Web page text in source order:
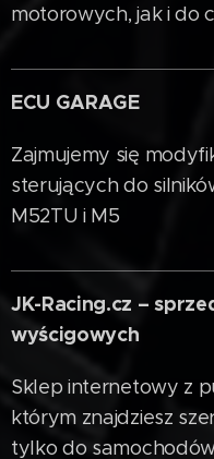
motorowych, jak i do
ECU GARAGE
Zajmujemy się
sterujących do
M52TU i M5
JK-Racing.cz –
wyścigowych
Sklep internetowy z
którym znajdziesz
tylko do